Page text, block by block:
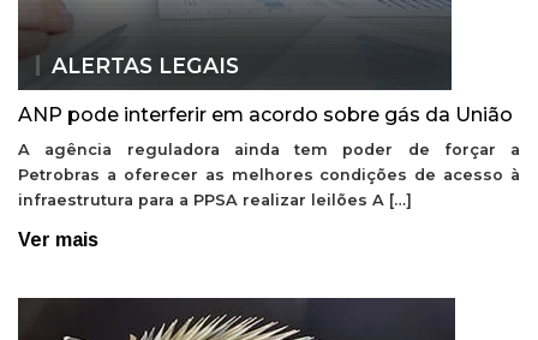
ALERTAS LEGAIS
ANP pode interferir em acordo sobre gás da União
A agência reguladora ainda tem poder de forçar a
Petrobras a oferecer as melhores condições de acesso à
infraestrutura para a PPSA realizar leilões A […]
Ver mais